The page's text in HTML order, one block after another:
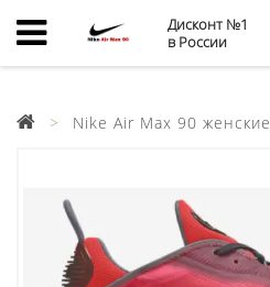
Дисконт №1
в России
Nike Air Max 90 женские